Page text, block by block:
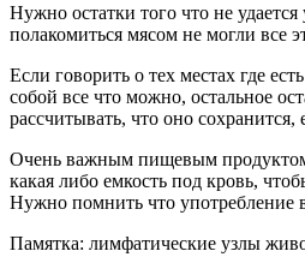
Нужно остатки того что не
полакомиться мясом не могли все
Если говорить о тех местах где
собой все что можно, остальное
рассчитывать, что оно
Очень важным пищевым продуктом
какая либо емкость под кровь,
Нужно помнить что употребление
Памятка: лимфатические узлы